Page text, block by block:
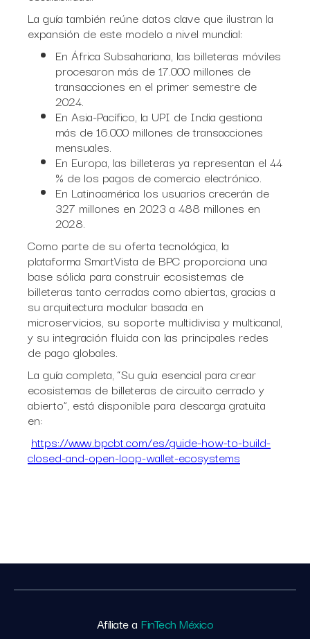
La guía también reúne datos clave que ilustran la
expansión de este modelo a nivel mundial:
En África Subsahariana, las billeteras móviles
procesaron más de 17.000 millones de
transacciones en el primer semestre de
2024.
En Asia-Pacífico, la UPI de India gestiona
más de 16.000 millones de transacciones
mensuales.
En Europa, las billeteras ya representan el 44
% de los pagos de comercio electrónico.
En Latinoamérica los usuarios crecerán de
327 millones en 2023 a 488 millones en
2028.
Como parte de su oferta tecnológica, la
plataforma SmartVista de BPC proporciona una
base sólida para construir ecosistemas de
billeteras tanto cerradas como abiertas, gracias a
su arquitectura modular basada en
microservicios, su soporte multidivisa y multicanal,
y su integración fluida con las principales redes
de pago globales.
La guía completa, “Su guía esencial para crear
ecosistemas de billeteras de circuito cerrado y
abierto”, está disponible para descarga gratuita
en:
https://www.bpcbt.com/es/guide-how-to-build-
closed-and-open-loop-wallet-ecosystems
Afíliate a FinTech México